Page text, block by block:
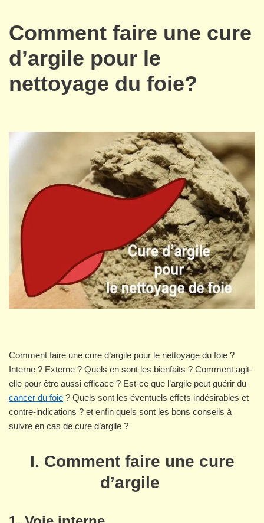
Comment faire une cure
d’argile pour le
nettoyage du foie?
Comment faire une cure d’argile pour le nettoyage du foie ?
Interne ? Externe ? Quels en sont les bienfaits ? Comment agit-
elle pour être aussi efficace ? Est-ce que l’argile peut guérir du
cancer du foie ? Quels sont les éventuels effets indésirables et
contre-indications ? et enfin quels sont les bons conseils à
suivre en cas de cure d’argile ?
I. Comment faire une cure
d’argile